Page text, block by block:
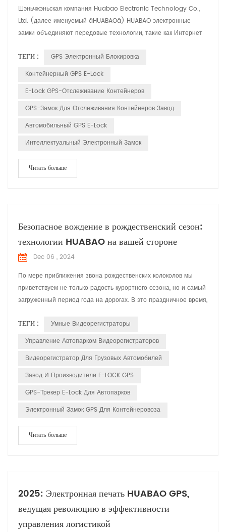
Шэньчжэньская компания Huabao Electronic Technology Co.,
Ltd. (далее именуемый âHUABAOâ) HUABAO электронные
замки объединяют передовые технологии, такие как Интернет
обеспечивающие комплексную безопасность решения для
логистической отрасли. Особенности продукта: 1. Отслеживание
позволяют отс...
ТЕГИ :
GPS Электронный Блокировка
Контейнерный GPS E-Lock
E-Lock GPS-Отслеживание Контейнеров
GPS-Замок Для Отслеживания Контейнеров Завод
Автомобильный GPS E-Lock
Интеллектуальный Электронный Замок
Читать больше
Безопасное вождение в рождественский сезон:
технологии HUABAO на вашей стороне
Dec 06 , 2024
По мере приближения звона рождественских колоколов мы
приветствуем не только радость курортного сезона, но и самый
загруженный период года на дорогах. В это праздничное время,
Technology, ведущий производитель устройств для записи
вождения и устройств GPS-электронной блокировки, стремится
водит...
ТЕГИ :
Умные Видеорегистраторы
Управление Автопарком Видеорегистраторов
Видеорегистратор Для Грузовых Автомобилей
Завод И Производители E-LOCK GPS
GPS-Трекер E-Lock Для Автопарков
Электронный Замок GPS Для Контейнеровоза
Читать больше
2025: Электронная печать HUABAO GPS,
ведущая революцию в эффективности
управления логистикой